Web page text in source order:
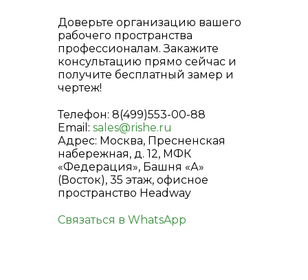
Доверьте организацию вашего
рабочего пространства
профессионалам. Закажите
консультацию прямо сейчас и
получите бесплатный замер и
чертеж!
Телефон: 8(499)553-00-88
Email: sales@rishe.ru
Адрес: Москва, Пресненская
набережная, д. 12, МФК
«Федерация», Башня «А»
(Восток), 35 этаж, офисное
пространство Headway
Связаться в WhatsApp